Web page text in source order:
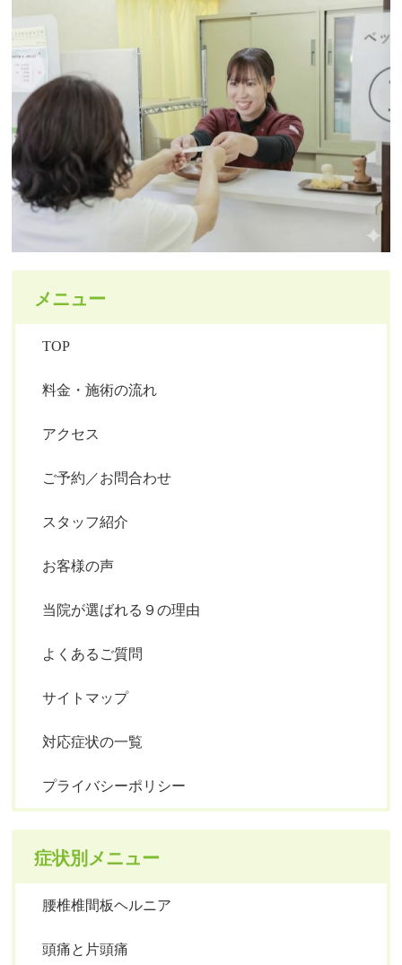
メニュー
TOP
料金・施術の流れ
アクセス
ご予約／お問合わせ
スタッフ紹介
お客様の声
当院が選ばれる９の理由
よくあるご質問
サイトマップ
対応症状の一覧
プライバシーポリシー
症状別メニュー
腰椎椎間板ヘルニア
頭痛と片頭痛